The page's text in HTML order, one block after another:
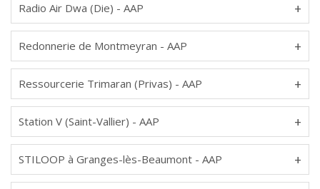
Radio Air Dwa (Die) - AAP
Redonnerie de Montmeyran - AAP
Ressourcerie Trimaran (Privas) - AAP
Station V (Saint-Vallier) - AAP
STILOOP à Granges-lès-Beaumont - AAP